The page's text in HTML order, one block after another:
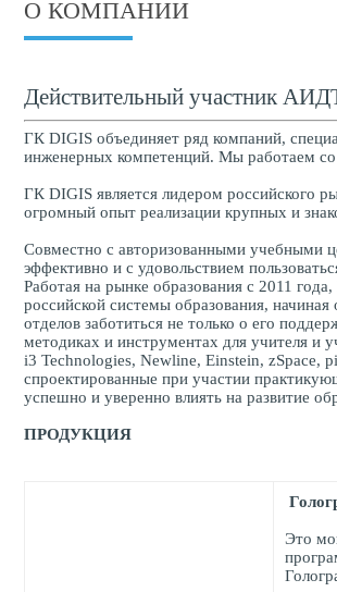
О КОМПАНИИ
Действительный участник
ГК DIGIS объединяет ряд компаний,
инженерных компетенций. Мы работаем
ГК DIGIS является лидером российского
огромный опыт реализации крупных и
Совместно с авторизованными учебными
эффективно и с удовольствием
Работая на рынке образования с 2011
российской системы образования,
отделов заботиться не только о его
методиках и инструментах для учителя и
i3 Technologies, Newline, Einstein, zSpace,
спроектированные при участии
успешно и уверенно влиять на развитие
ПРОДУКЦИЯ
Это